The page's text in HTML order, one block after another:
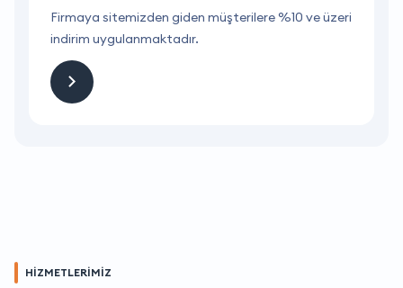
Firmaya sitemizden giden müşterilere %10 ve üzeri
indirim uygulanmaktadır.
HİZMETLERİMİZ